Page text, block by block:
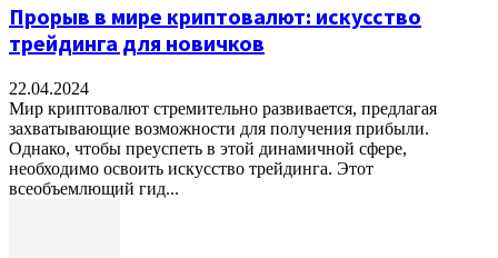
Прорыв в мире криптовалют: искусство
трейдинга для новичков
22.04.2024
Мир криптовалют стремительно развивается, предлагая
захватывающие возможности для получения прибыли.
Однако, чтобы преуспеть в этой динамичной сфере,
необходимо освоить искусство трейдинга. Этот
всеобъемлющий гид...